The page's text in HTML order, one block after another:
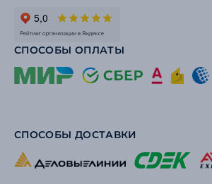
СПОСОБЫ ОПЛАТЫ
СПОСОБЫ ДОСТАВКИ